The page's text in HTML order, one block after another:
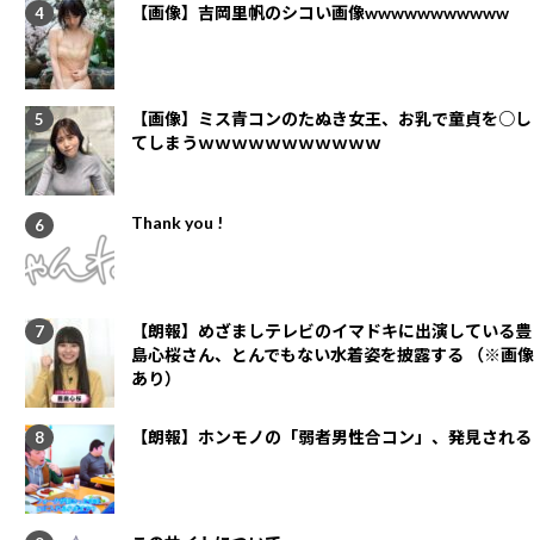
【画像】吉岡里帆のシコい画像wwwwwwwwwww
【画像】ミス青コンのたぬき女王、お乳で童貞を○し
てしまうｗｗｗｗｗｗｗｗｗｗｗ
Thank you !
【朗報】めざましテレビのイマドキに出演している豊
島心桜さん、とんでもない水着姿を披露する （※画像
あり）
【朗報】ホンモノの「弱者男性合コン」、発見される